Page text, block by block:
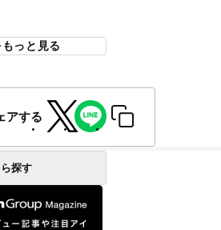
っと見る
アする
探す